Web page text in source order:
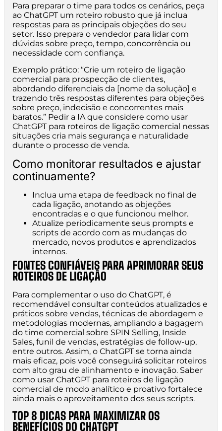
Para preparar o time para todos os cenários, peça
ao ChatGPT um roteiro robusto que já inclua
respostas para as principais objeções do seu
setor. Isso prepara o vendedor para lidar com
dúvidas sobre preço, tempo, concorrência ou
necessidade com confiança.
Exemplo prático: “Crie um roteiro de ligação
comercial para prospecção de clientes,
abordando diferenciais da [nome da solução] e
trazendo três respostas diferentes para objeções
sobre preço, indecisão e concorrentes mais
baratos.” Pedir a IA que considere como usar
ChatGPT para roteiros de ligação comercial nessas
situações cria mais segurança e naturalidade
durante o processo de venda.
Como monitorar resultados e ajustar
continuamente?
Inclua uma etapa de feedback no final de
cada ligação, anotando as objeções
encontradas e o que funcionou melhor.
Atualize periodicamente seus prompts e
scripts de acordo com as mudanças do
mercado, novos produtos e aprendizados
internos.
FONTES CONFIÁVEIS PARA APRIMORAR SEUS
ROTEIROS DE LIGAÇÃO
Para complementar o uso do ChatGPT, é
recomendável consultar conteúdos atualizados e
práticos sobre vendas, técnicas de abordagem e
metodologias modernas, ampliando a bagagem
do time comercial sobre SPIN Selling, Inside
Sales, funil de vendas, estratégias de follow-up,
entre outros. Assim, o ChatGPT se torna ainda
mais eficaz, pois você conseguirá solicitar roteiros
com alto grau de alinhamento e inovação. Saber
como usar ChatGPT para roteiros de ligação
comercial de modo analítico e proativo fortalece
ainda mais o aproveitamento dos seus scripts.
TOP 8 DICAS PARA MAXIMIZAR OS
BENEFÍCIOS DO CHATGPT